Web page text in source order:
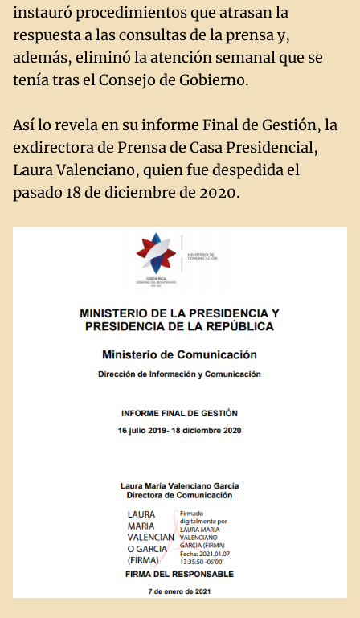
instauró procedimientos que atrasan la
respuesta a las consultas de la prensa y,
además, eliminó la atención semanal que se
tenía tras el Consejo de Gobierno.
Así lo revela en su informe Final de Gestión, la
exdirectora de Prensa de Casa Presidencial,
Laura Valenciano, quien fue despedida el
pasado 18 de diciembre de 2020.